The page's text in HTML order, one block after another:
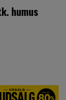
humus